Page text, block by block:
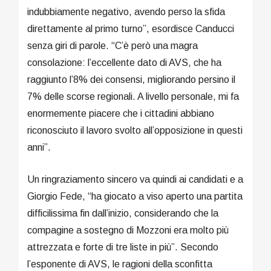
indubbiamente negativo, avendo perso la sfida
direttamente al primo turno”, esordisce Canducci
senza giri di parole. “C’è però una magra
consolazione: l’eccellente dato di AVS, che ha
raggiunto l’8% dei consensi, migliorando persino il
7% delle scorse regionali. A livello personale, mi fa
enormemente piacere che i cittadini abbiano
riconosciuto il lavoro svolto all’opposizione in questi
anni”.
Un ringraziamento sincero va quindi ai candidati e a
Giorgio Fede, “ha giocato a viso aperto una partita
difficilissima fin dall’inizio, considerando che la
compagine a sostegno di Mozzoni era molto più
attrezzata e forte di tre liste in più”. Secondo
l’esponente di AVS, le ragioni della sconfitta